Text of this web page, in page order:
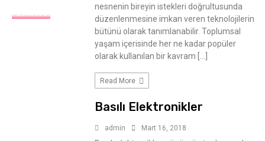
TEKNOLOJI
nesnenin bireyin istekleri doğrultusunda
düzenlenmesine imkan veren teknolojilerin
bütünü olarak tanımlanabilir. Toplumsal
yaşam içerisinde her ne kadar popüler
olarak kullanılan bir kavram […]
Read More
Basılı Elektronikler
admin Mart 16, 2018